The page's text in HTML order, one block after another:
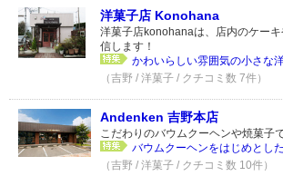
洋菓子店 Konohana
洋菓子店konohanaは、店内のケー
信します！
かわいらしい雰囲気の小さな
（吉野 / 洋菓子 / クチコミ数 7件）
Andenken 吉野本店
こだわりのバウムクーヘンや焼菓子
バウムクーヘンをはじめとし
（吉野 / 洋菓子 / クチコミ数 10件）